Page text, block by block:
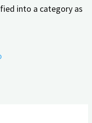
into a category as